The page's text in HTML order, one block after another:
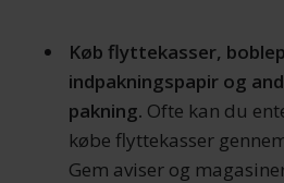
Køb flyttekasser,
indpakningspapir og
pakning. Ofte kan du
købe flyttekasser
Gem aviser og